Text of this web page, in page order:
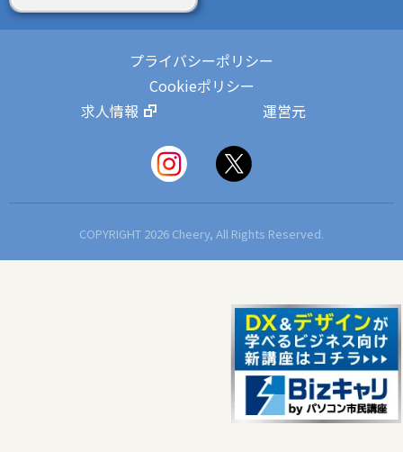
プライバシーポリシー
Cookieポリシー
求人情報
運営元
COPYRIGHT 2026 Cheery, All Rights Reserved.